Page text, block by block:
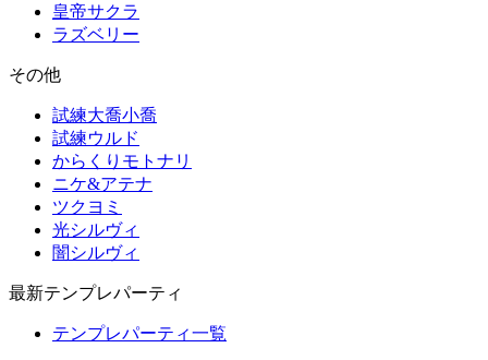
皇帝サクラ
ラズベリー
その他
試練大喬小喬
試練ウルド
からくりモトナリ
ニケ&アテナ
ツクヨミ
光シルヴィ
闇シルヴィ
最新テンプレパーティ
テンプレパーティ一覧